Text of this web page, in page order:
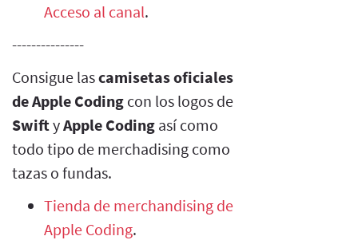
Acceso al canal.
---------------
Consigue lascamisetas oficiales
de Apple Coding con los logos de
SwiftyApple Coding así como
todo tipo de merchadising como
tazas o fundas.
Tienda de merchandising de
Apple Coding.